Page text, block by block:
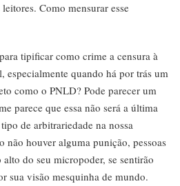
Como mensurar esse
tipificar como crime a censura à
especialmente quando há por trás um
como o PNLD? Pode parecer um
parece que essa não será a última
de arbitrariedade na nossa
não houver alguma punição, pessoas
do seu micropoder, se sentirão
sua visão mesquinha de mundo.